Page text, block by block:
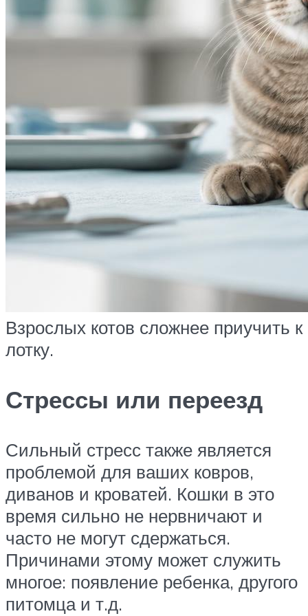
Взрослых котов сложнее приучить к
лотку.
Стрессы или переезд
Сильный стресс также является
проблемой для ваших ковров,
диванов и кроватей. Кошки в это
время сильно не нервничают и
часто не могут сдержаться.
Причинами этому может служить
многое: появление ребенка, другого
питомца и т.д.